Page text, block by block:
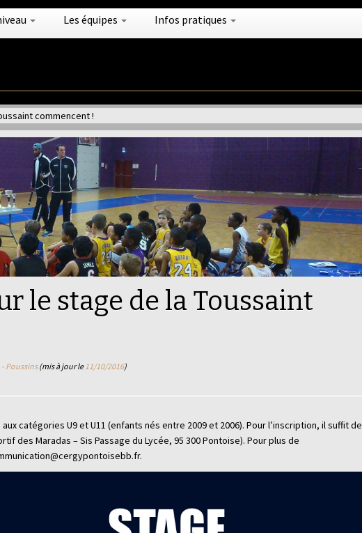
Les équipes Infos pratiques
commencent !
le stage de la Toussaint
- Poussins(mis à jour le11/10/2016)
catégories U9 et U11 (enfants nés entre 2009 et 2006). Pour l’inscription, il suffit de
des Maradas – Sis Passage du Lycée, 95 300 Pontoise). Pour plus de